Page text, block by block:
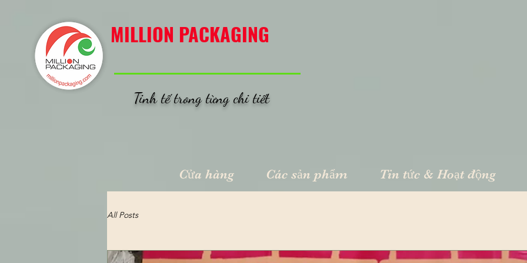
MILLION PACKAGING
Tinh tế trong từng chi tiết
Cửa hàng Các sản phẩm Tin tức & Hoạt động
All Posts